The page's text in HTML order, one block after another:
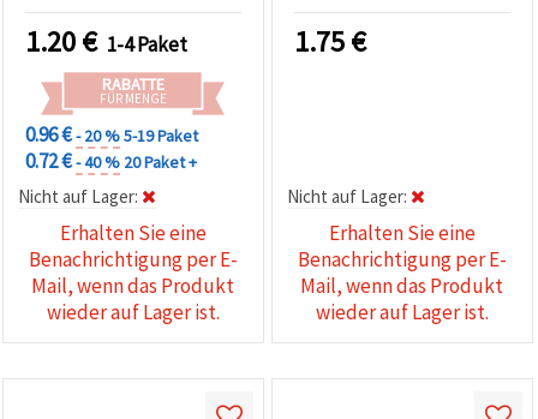
1.20€ 1-4 Paket
RABATTE
FÜR MENGE
0.96 €- 20 %5-19 Paket
0.72 €- 40 % 20 Paket +
Nicht auf Lager:
Erhalten Sie eine
Benachrichtigung per E-
Mail, wenn das Produkt
wieder auf Lager ist.
1.75€
Nicht auf Lager:
Erhalten Sie eine
Benachrichtigung per E-
Mail, wenn das Produkt
wieder auf Lager ist.